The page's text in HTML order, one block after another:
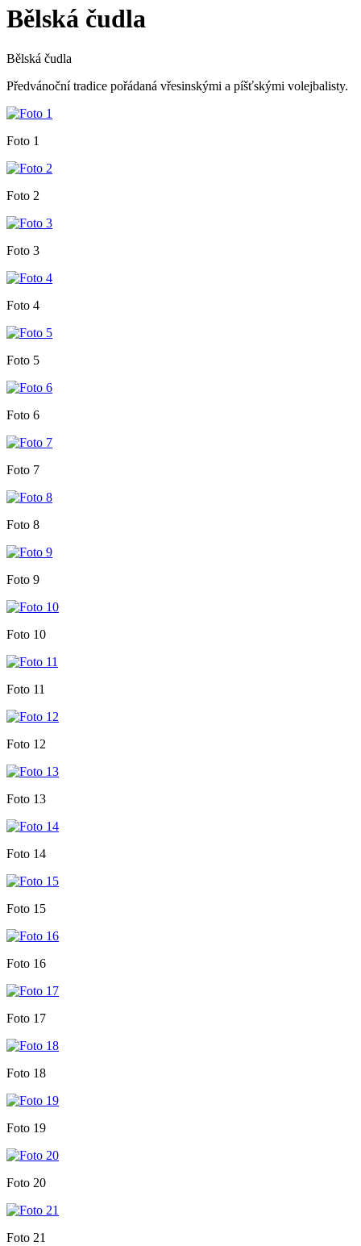
Bělská čudla
Bělská čudla
Předvánoční tradice pořádaná vřesinskými a píšťskými volejbalisty.
Foto 1
Foto 2
Foto 3
Foto 4
Foto 5
Foto 6
Foto 7
Foto 8
Foto 9
Foto 10
Foto 11
Foto 12
Foto 13
Foto 14
Foto 15
Foto 16
Foto 17
Foto 18
Foto 19
Foto 20
Foto 21